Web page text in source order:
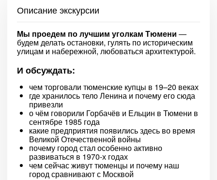
Описание экскурсии
Мы проедем по лучшим уголкам Тюмени —
будем делать остановки, гулять по историческим
улицам и набережной, любоваться архитектурой.
И обсуждать:
чем торговали тюменские купцы в 19–20 веках
где хранилось тело Ленина и почему его сюда
привезли
о чём говорили Горбачёв и Ельцин в Тюмени в
сентябре 1985 года
какие предприятия появились здесь во время
Великой Отечественной войны
почему город стал особенно активно
развиваться в 1970-х годах
чем сейчас живут тюменцы и почему наш
город сравнивают с Москвой